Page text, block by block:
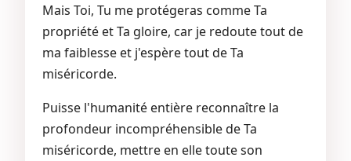
Mais Toi, Tu me protégeras comme Ta
propriété et Ta gloire, car je redoute tout de
ma faiblesse et j'espère tout de Ta
miséricorde.
Puisse l'humanité entière reconnaître la
profondeur incompréhensible de Ta
miséricorde, mettre en elle toute son